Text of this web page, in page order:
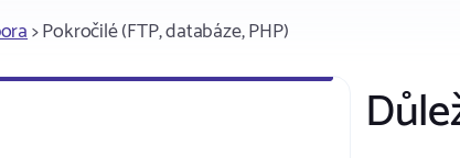
> Pokročilé (FTP, databáze, PHP)